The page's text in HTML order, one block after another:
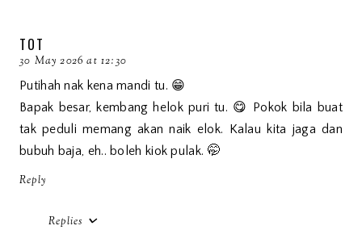
TOT
30 May 2026 at 12:30
Putihah nak kena mandi tu. 😁
Bapak besar, kembang helok puri tu. 😋 Pokok bila buat
tak peduli memang akan naik elok. Kalau kita jaga dan
bubuh baja, eh.. boleh kiok pulak. 🤭
Reply
Replies